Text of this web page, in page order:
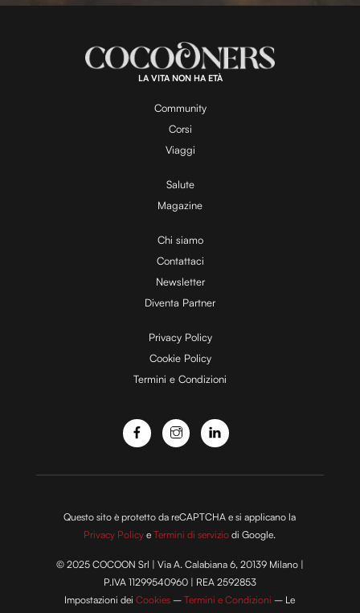
a
y
V
i
d
e
o
n
:
1
0
0
.
0
LA VITA NON HA ETÀ
Community
Corsi
Viaggi
Salute
Magazine
Chi siamo
Contattaci
Newsletter
Diventa Partner
Privacy Policy
Cookie Policy
Termini e Condizioni
Questo sito è protetto da reCAPTCHA e si applicano la
Privacy Policy eTermini di servizio di Google.
© 2025 COCOON Srl | Via A. Calabiana 6, 20139 Milano |
P.IVA 11299540960 | REA 2592853
Impostazioni deiCookies –Termini e Condizioni – Le